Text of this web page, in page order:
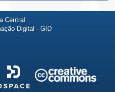
Central
Digital - GID